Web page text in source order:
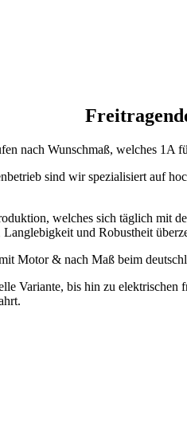
nach Wunschmaß, welches 1A
sind wir spezialisiert auf
welches sich täglich mit
und Robustheit
Motor & nach Maß beim
Variante, bis hin zu